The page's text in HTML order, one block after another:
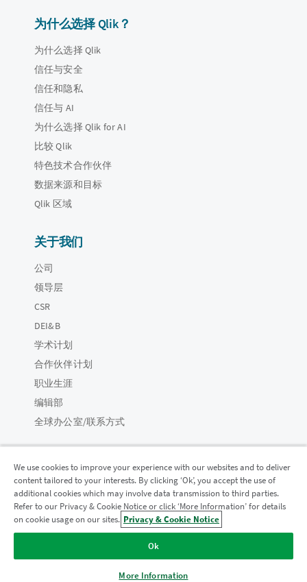
为什么选择 Qlik？
为什么选择 Qlik
信任与安全
信任和隐私
信任与 AI
为什么选择 Qlik for AI
比较 Qlik
特色技术合作伙伴
数据来源和目标
Qlik 区域
关于我们
公司
领导层
CSR
DEI&B
学术计划
合作伙伴计划
职业生涯
编辑部
全球办公室/联系方式
Qlik 社区
法律协议 产品条款 Legal Policies
法律条规
Do Not Share My Info
We use cookies to improve your experience with our websites and to deliver
content tailored to your interests. By clicking ‘Ok’, you accept the use of
additional cookies which may involve data transmission to third parties.
Refer to our Privacy & Cookie Notice or click ‘More Information’ for details
on cookie usage on our sites. Privacy & Cookie Notice
Ok
More Information